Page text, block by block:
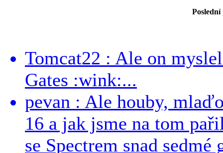
Tomcat22 : Ale on
Gates :wink:...
pevan : Ale houby,
16 a jak jsme na tom
se Spectrem snad sedmé